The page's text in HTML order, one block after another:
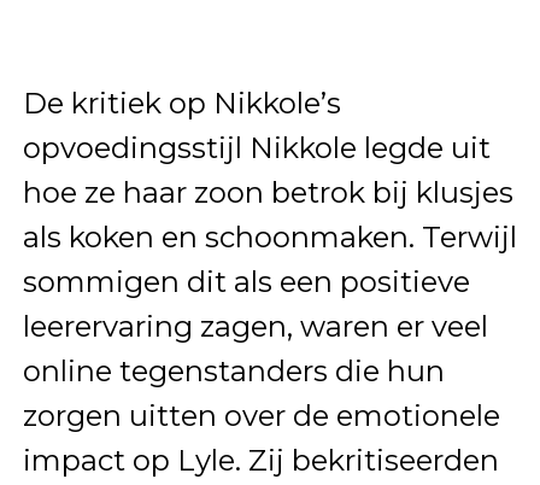
De kritiek op Nikkole’s
opvoedingsstijl Nikkole legde uit
hoe ze haar zoon betrok bij klusjes
als koken en schoonmaken. Terwijl
sommigen dit als een positieve
leerervaring zagen, waren er veel
online tegenstanders die hun
zorgen uitten over de emotionele
impact op Lyle. Zij bekritiseerden